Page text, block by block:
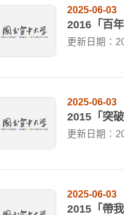
2025-06-03
2016「百
更新日期：
2025-06-03
2015「突
更新日期：
2025-06-03
2015「帶